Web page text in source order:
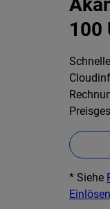
100
* Siehe